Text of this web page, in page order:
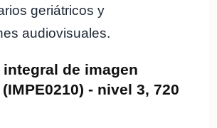
geriátricos y
audiovisuales.
de imagen
- nivel 3, 720